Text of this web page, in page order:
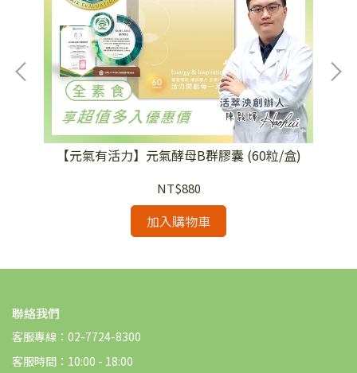
【元氣有活力】元氣酵母B群膠囊 (60粒/盒)
NT$880
加入購物車
聯絡我們
客服專線：02-7724-8300
客服時間：10:00 - 18:00